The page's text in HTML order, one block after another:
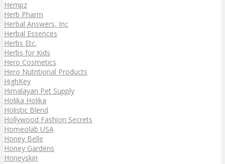
Hempz
Herb Pharm
Herbal Answers, Inc
Herbal Essences
Herbs Etc.
Herbs for Kids
Hero Cosmetics
Hero Nutritional Products
HighKey
Himalayan Pet Supply
Holika Holika
Holistic Blend
Hollywood Fashion Secrets
Homeolab USA
Honey Belle
Honey Gardens
Honeyskin